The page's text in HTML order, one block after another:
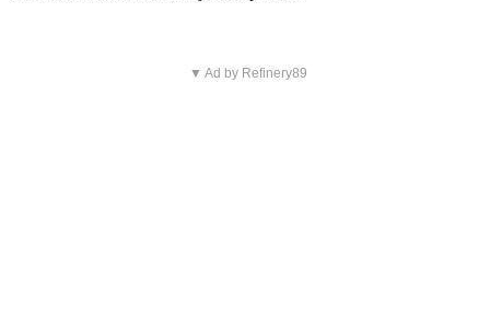
▼ Ad by Refinery89